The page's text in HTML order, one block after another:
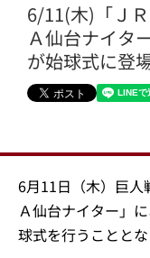
6/11(木)「Ｊ
Ａ仙台ナイタ
が始球式に登
6月11日（木）巨人
Ａ仙台ナイター」
球式を行うことと